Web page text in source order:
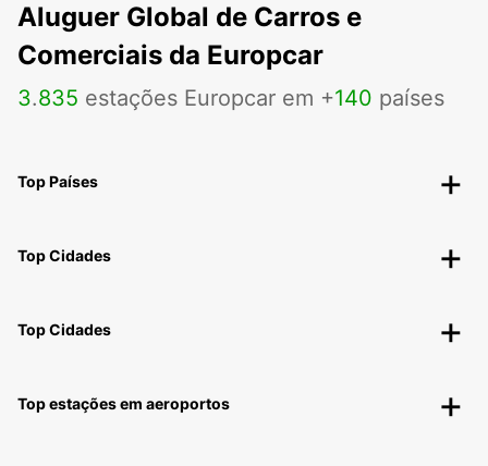
Aluguer Global de Carros e
Comerciais da Europcar
3.835 estações Europcar em +140 países
Top Países
Top Cidades
Top Cidades
Top estações em aeroportos